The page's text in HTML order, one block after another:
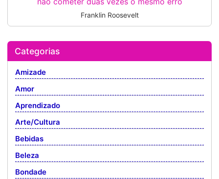
Franklin Roosevelt
Categorias
Amizade
Amor
Aprendizado
Arte/Cultura
Bebidas
Beleza
Bondade